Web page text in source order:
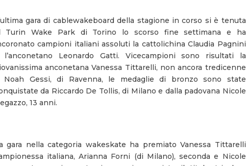
gara di cablewakeboard della stagione in corso si è tenuta
Turin Wake Park di Torino lo scorso fine settimana e ha
campioni italiani assoluti la cattolichina Claudia Pagnini
l’anconetano Leonardo Gatti. Vicecampioni sono risultati la
anconetana Vanessa Tittarelli, non ancora tredicenne
Noah Gessi, di Ravenna, le medaglie di bronzo sono state
da Riccardo De Tollis, di Milano e dalla padovana Nicole
13 anni.
gara nella categoria wakeskate ha premiato Vanessa Tittarelli
italiana, Arianna Forni (di Milano), seconda e Nicole